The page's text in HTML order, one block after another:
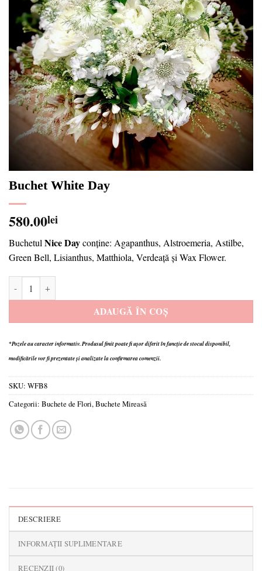
Buchet White Day
580.00lei
Buchetul Nice Dayconține: Agapanthus, Alstroemeria, Astilbe,
Green Bell, Lisianthus, Matthiola, Verdeață și Wax Flower.
Cantitate Buchet White Day
ADAUGĂ ÎN COȘ
*Pozele au caracter informativ.Produsul finit poate fi ușor diferit în funcție de stocul disponibil,
modificările vor fi prezentate și analizate la confirmarea comenzii.
SKU: WFB8
Categorii: Buchete de Flori,Buchete Mireasă
DESCRIERE
INFORMAȚII SUPLIMENTARE
RECENZII (0)